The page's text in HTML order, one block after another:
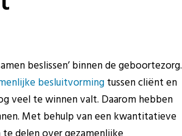
beslissen’ binnen de geboortezorg.
besluitvormingtussen cliënt en
veel te winnen valt. Daarom hebben
Met behulp van een kwantitatieve